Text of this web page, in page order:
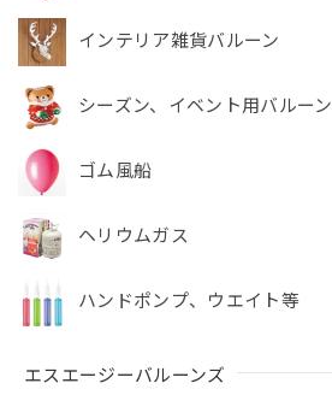
インテリア雑貨バルーン
シーズン、イベント用バルーン
ゴム風船
ヘリウムガス
ハンドポンプ、ウエイト等
エスエージーバルーンズ